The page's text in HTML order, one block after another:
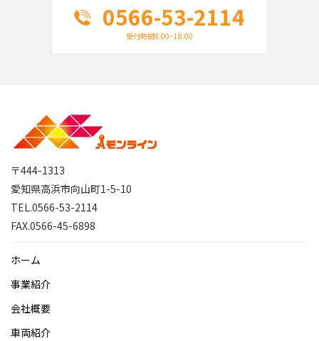
0566-53-2114
受付時間8:00~18:00
〒444-1313
愛知県高浜市向山町1-5-10
TEL.0566-53-2114
FAX.0566-45-6898
ホーム
事業紹介
会社概要
車両紹介